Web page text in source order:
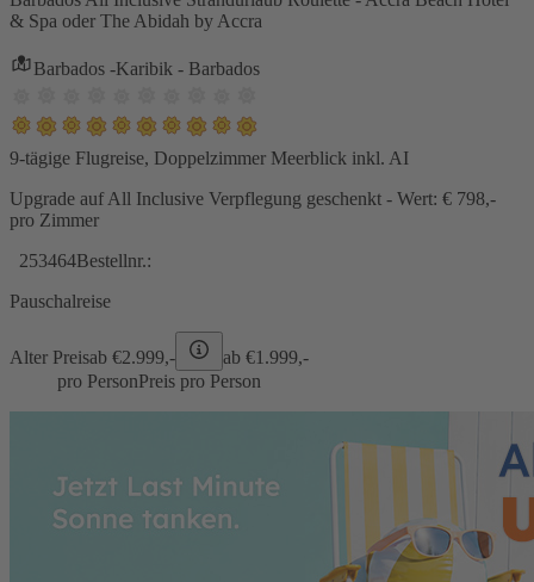
& Spa oder The Abidah by Accra
Barbados -Karibik - Barbados
9-tägige Flugreise, Doppelzimmer Meerblick inkl. AI
Upgrade auf All Inclusive Verpflegung geschenkt - Wert: € 798,-
pro Zimmer
253464Bestellnr.:
Pauschalreise
Alter Preisab €2.999,- ab €1.999,-
pro PersonPreis pro Person